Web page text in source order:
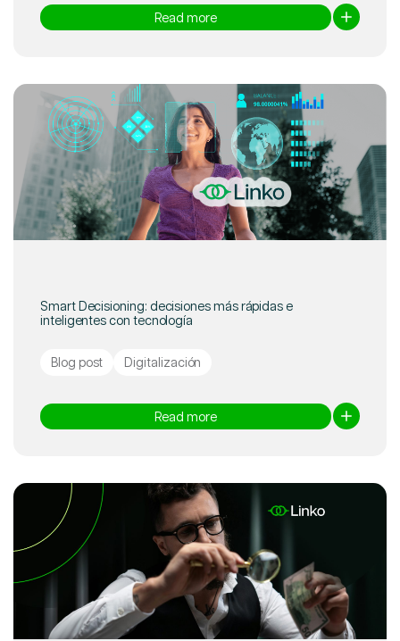
Read more
Smart Decisioning: decisiones más rápidas e
inteligentes con tecnología
Blog post Digitalización
Read more